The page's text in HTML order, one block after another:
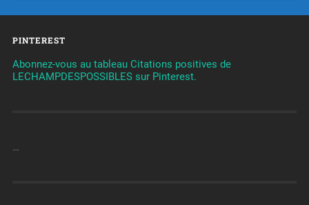
PINTEREST
Abonnez-vous au tableau Citations positives de
LECHAMPDESPOSSIBLES sur Pinterest.
…